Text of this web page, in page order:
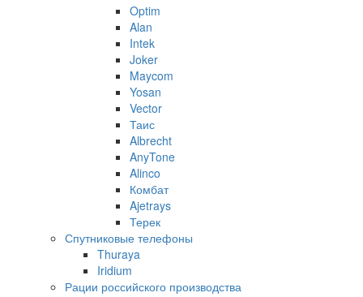
Optim
Alan
Intek
Joker
Maycom
Yosan
Vector
Таис
Albrecht
AnyTone
Alinco
Комбат
Ajetrays
Терек
Спутниковые телефоны
Thuraya
Iridium
Рации российского производства